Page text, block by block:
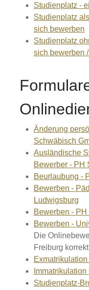
Studienplatz -
Studienplatz
sich bewerben
Studienplatz
sich bewerben
Änderung
Schwäbisch
Ausländische
Bewerber - PH
Beurlaubung -
Bewerben -
Ludwigsburg
Bewerben -
Bewerben -
Die
Freiburg
Studienplatz-